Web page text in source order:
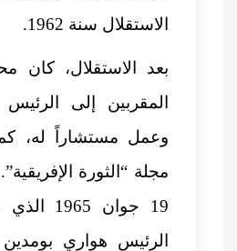
الاستقلال سنة 1962.
بعد الاستقلال، كان
المقربين إلى
وعمل مستشاراً له،
مجلة “الثورة
19 جوان
الرئيس هواري